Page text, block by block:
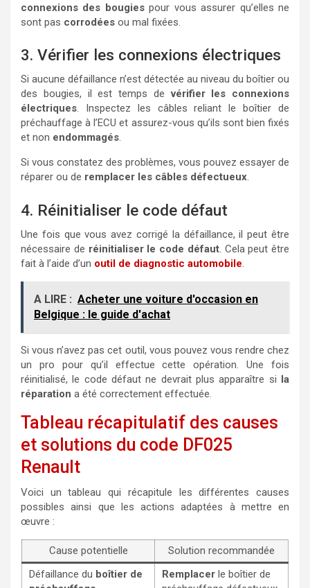
connexions des bougiespour vous assurer qu’elles ne
sont pas corrodées ou mal fixées.
3. Vérifier les connexions électriques
Si aucune défaillance n’est détectée au niveau du boîtier ou
des bougies, il est temps devérifier les connexions
électriques. Inspectez les câbles reliant le boîtier de
préchauffage à l’ECU et assurez-vous qu’ils sont bien fixés
et non endommagés.
Si vous constatez des problèmes, vous pouvez essayer de
réparer ou de remplacer les câbles défectueux.
4. Réinitialiser le code défaut
Une fois que vous avez corrigé la défaillance, il peut être
nécessaire de réinitialiser le code défaut. Cela peut être
fait à l’aide d’un outil de diagnostic automobile.
A LIRE : Acheter une voiture d'occasion en
Belgique : le guide d'achat
Si vous n’avez pas cet outil, vous pouvez vous rendre chez
un pro pour qu’il effectue cette opération. Une fois
réinitialisé, le code défaut ne devrait plus apparaître si la
réparation a été correctement effectuée.
Tableau récapitulatif des causes
et solutions du code DF025
Renault
Voici un tableau qui récapitule les différentes causes
possibles ainsi que les actions adaptées à mettre en
œuvre :
Cause potentielle
Solution recommandée
Défaillance du boîtier de
Remplacer le boîtier de